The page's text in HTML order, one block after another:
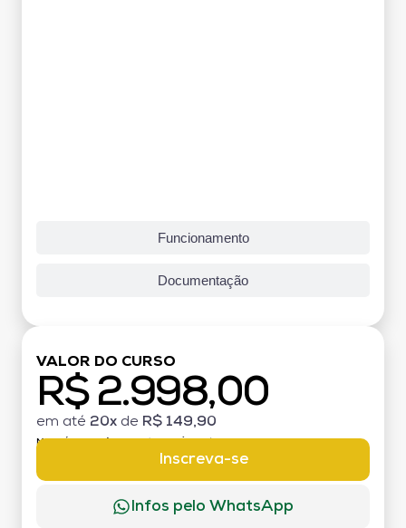
Funcionamento
Documentação
VALOR DO CURSO
R$ 2.998,00
em até 20x de R$ 149,90
MATRÍCULA:
Inscreva-se
Infos pelo WhatsApp